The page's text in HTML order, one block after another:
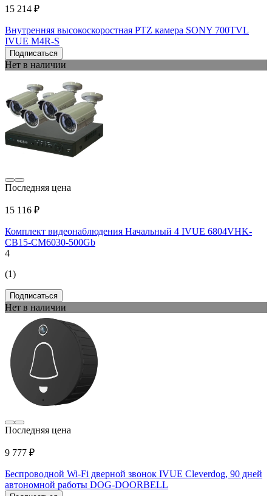
15 214 ₽
Внутренняя высокоскоростная PTZ камера SONY 700TVL
IVUE M4R-S
Подписаться
Нет в наличии
Последняя цена
15 116 ₽
Комплект видеонаблюдения Начальный 4 IVUE 6804VHK-
CB15-CM6030-500Gb
4
(1)
Подписаться
Нет в наличии
Последняя цена
9 777 ₽
Беспроводной Wi-Fi дверной звонок IVUE Cleverdog, 90 дней
автономной работы DOG-DOORBELL